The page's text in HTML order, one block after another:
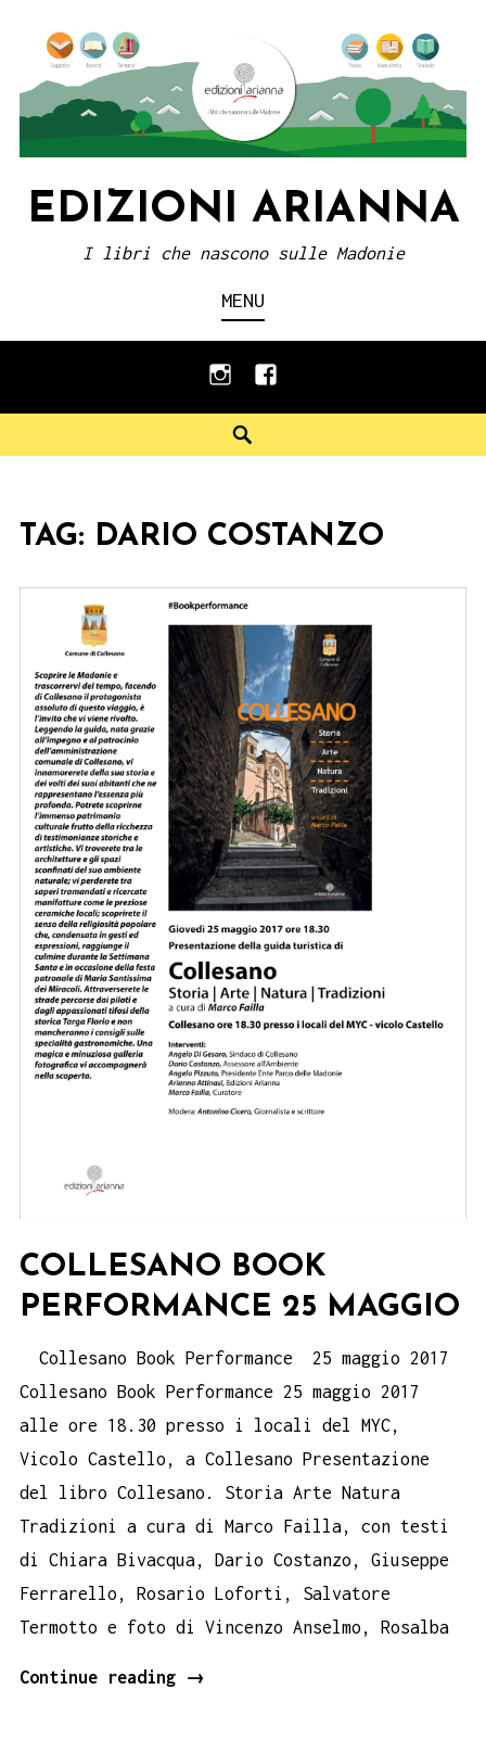
content
EDIZIONI ARIANNA
I libri che nascono sulle Madonie
MENU
instagramfacebook
TAG: DARIO COSTANZO
COLLESANO BOOK
PERFORMANCE 25 MAGGIO
Collesano Book Performance 25 maggio 2017
Collesano Book Performance 25 maggio 2017
alle ore 18.30 presso i locali del MYC,
Vicolo Castello, a Collesano Presentazione
del libro Collesano. Storia Arte Natura
Tradizioni a cura di Marco Failla, con testi
di Chiara Bivacqua, Dario Costanzo, Giuseppe
Ferrarello, Rosario Loforti, Salvatore
Termotto e foto di Vincenzo Anselmo, Rosalba
Continue reading
Collesano
→